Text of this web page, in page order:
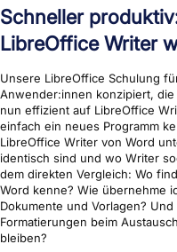
Schneller
LibreOffice Writer
Unsere LibreOffice Schulung
Anwender:innen konzipiert,
nun effizient auf LibreOffice
einfach ein neues Programm
LibreOffice Writer von Word
identisch sind und wo Writer
dem direkten Vergleich: Wo
Word kenne? Wie übernehme
Dokumente und Vorlagen?
Formatierungen beim
bleiben?